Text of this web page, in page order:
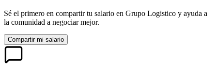
Sé el primero en compartir tu salario en Grupo Logistico y ayuda a
la comunidad a negociar mejor.
Compartir mi salario